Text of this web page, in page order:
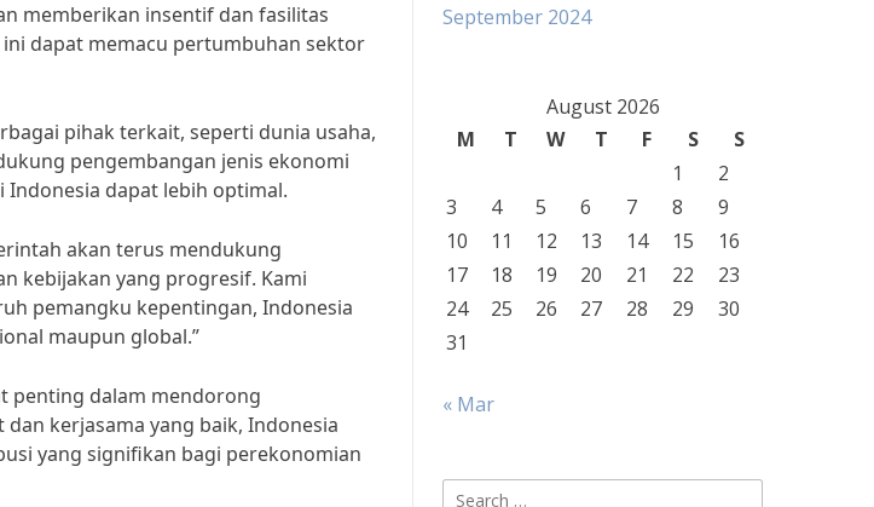
memberikan insentif dan fasilitas
dapat memacu pertumbuhan sektor
pihak terkait, seperti dunia usaha,
pengembangan jenis ekonomi
dapat lebih optimal.
akan terus mendukung
kebijakan yang progresif. Kami
pemangku kepentingan, Indonesia
maupun global.”
penting dalam mendorong
kerjasama yang baik, Indonesia
yang signifikan bagi perekonomian
September 2024
August 2026
M
T W T F S
S
1
2
3
4 5 6 7 8
9
10
11 12 13 14 15
16
17
18 19 20 21 22
23
24
25 26 27 28 29
30
31
« Mar
Search